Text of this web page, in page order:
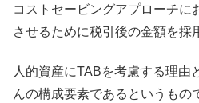
コストセービングアプローチに
させるために税引後の金額を採
人的資産にTABを考慮する理由
んの構成要素であるというもの